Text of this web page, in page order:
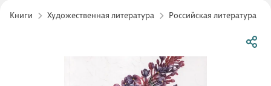
Книги Художественная литература Российская литература